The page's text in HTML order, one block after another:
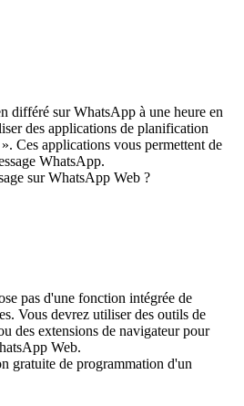
différé sur WhatsApp à une heure en
des applications de planification
Ces applications vous permettent de
WhatsApp.
sur WhatsApp Web ?
pas d'une fonction intégrée de
Vous devrez utiliser des outils de
des extensions de navigateur pour
Web.
gratuite de programmation d'un